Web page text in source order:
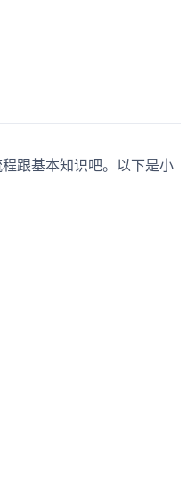
跟基本知识吧。以下是小